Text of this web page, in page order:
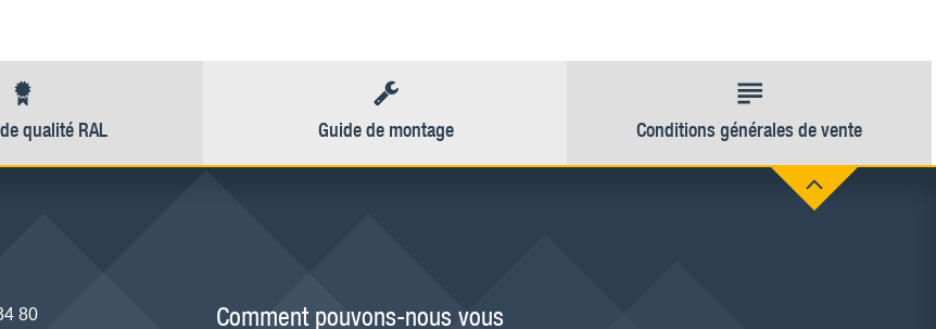
qualité RAL Guide de montage Conditions générales de vente
80
Comment pouvons-nous vous